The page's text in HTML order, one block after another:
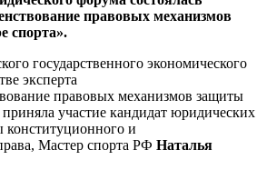
правовых механизмов
спорта».
государственного экономического
эксперта
правовых механизмов защиты
участие кандидат юридических
конституционного и
Мастер спорта РФ Наталья